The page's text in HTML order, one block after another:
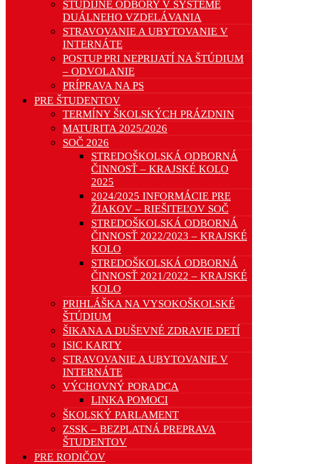
ŠTUDIJNÉ ODBORY V SYSTÉME
DUÁLNEHO VZDELÁVANIA
STRAVOVANIE A UBYTOVANIE V
INTERNÁTE
POSTUP PRI NEPRIJATÍ NA ŠTÚDIUM
– ODVOLANIE
PRÍPRAVA NA PS
PRE ŠTUDENTOV
TERMÍNY ŠKOLSKÝCH PRÁZDNIN
MATURITA 2025/2026
SOČ 2026
STREDOŠKOLSKÁ ODBORNÁ
ČINNOSŤ – KRAJSKÉ KOLO
2025
2024/2025 INFORMÁCIE PRE
ŽIAKOV – RIEŠITEĽOV SOČ
STREDOŠKOLSKÁ ODBORNÁ
ČINNOSŤ 2022/2023 – KRAJSKÉ
KOLO
STREDOŠKOLSKÁ ODBORNÁ
ČINNOSŤ 2021/2022 – KRAJSKÉ
KOLO
PRIHLÁŠKA NA VYSOKOŠKOLSKÉ
ŠTÚDIUM
ŠIKANA A DUŠEVNÉ ZDRAVIE DETÍ
ISIC KARTY
STRAVOVANIE A UBYTOVANIE V
INTERNÁTE
VÝCHOVNÝ PORADCA
LINKA POMOCI
ŠKOLSKÝ PARLAMENT
ZSSK – BEZPLATNÁ PREPRAVA
ŠTUDENTOV
PRE RODIČOV